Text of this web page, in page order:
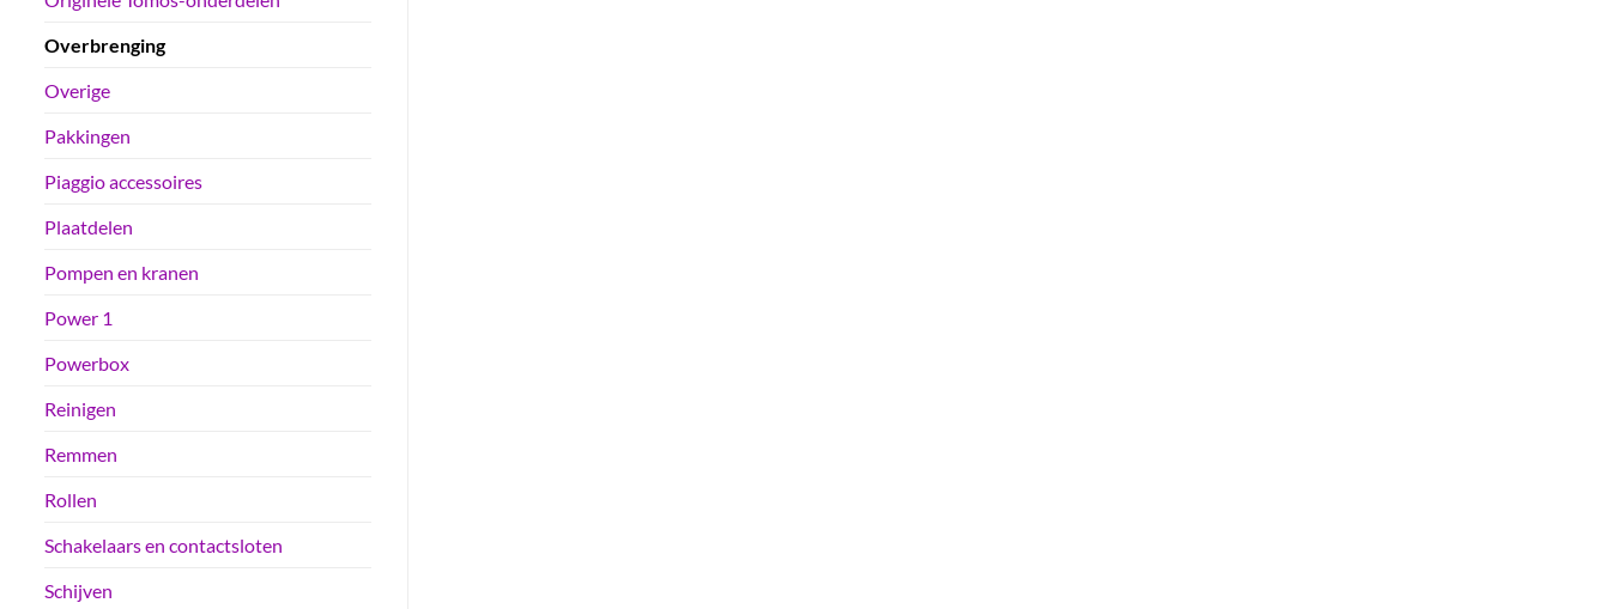
Overbrenging
Overige
Pakkingen
Piaggio accessoires
Plaatdelen
Pompen en kranen
Power 1
Powerbox
Reinigen
Remmen
Rollen
Schakelaars en contactsloten
Schijven